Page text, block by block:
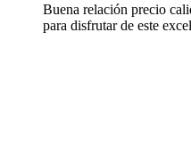
Buena relación precio
para disfrutar de este